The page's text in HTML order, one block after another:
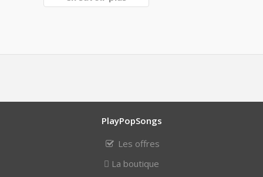
PlayPopSongs
Les offres
La boutique